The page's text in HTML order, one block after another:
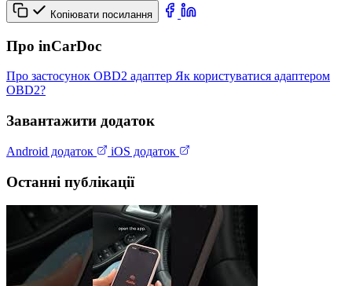
Копіювати посилання
Про inCarDoc
Про застосунок OBD2 адаптер Як користуватися адаптером
OBD2?
Завантажити додаток
Android додаток iOS додаток
Останні публікації